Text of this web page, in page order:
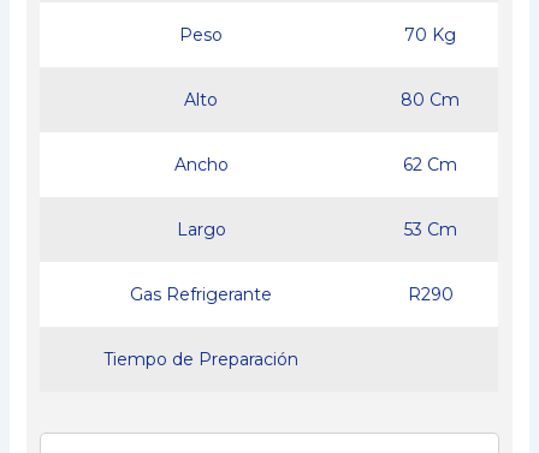
Peso 70 Kg
Alto 80 Cm
Ancho 62 Cm
Largo 53 Cm
Gas Refrigerante R290
Tiempo de Preparación